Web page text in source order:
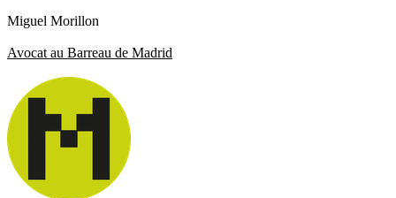
Miguel Morillon
Avocat au Barreau de Madrid